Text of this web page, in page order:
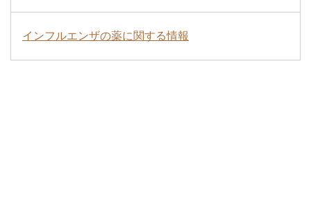
インフルエンザの薬に関する情報